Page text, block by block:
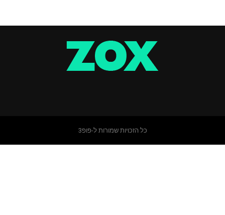
כל הזכויות שמורות ל-פופ3